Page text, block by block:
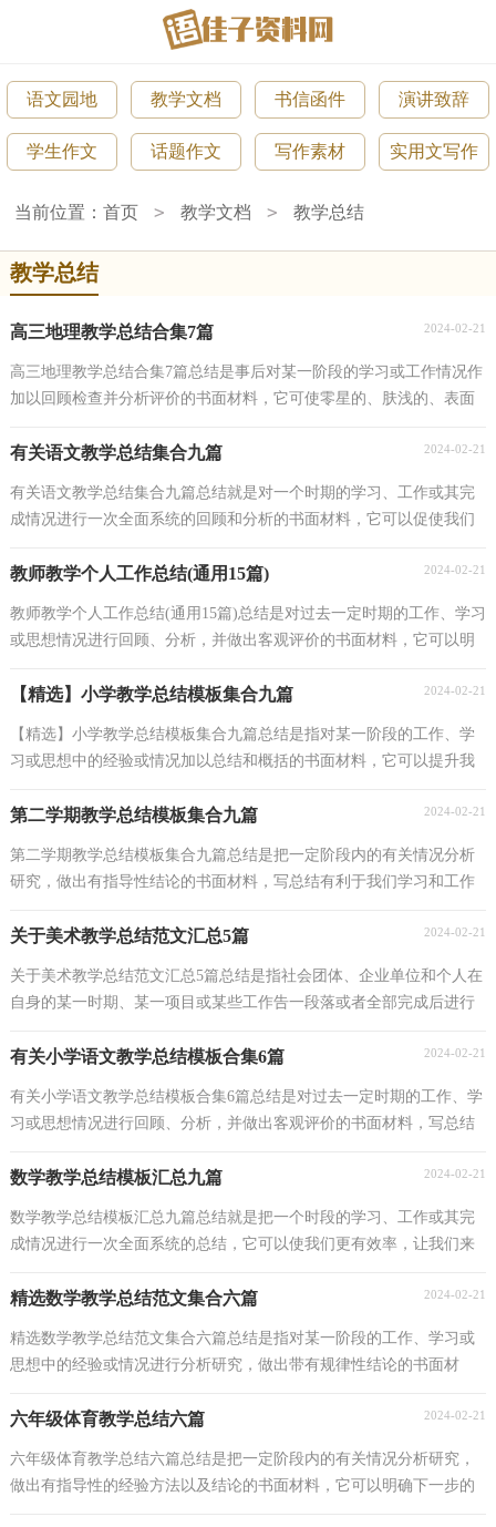
语文园地 教学文档 书信函件 演讲致辞
学生作文 话题作文 写作素材 实用文写作
当前位置：首页 > 教学文档 > 教学总结
教学总结
高三地理教学总结合集7篇 2024-02-21
高三地理教学总结合集7篇总结是事后对某一阶段的学习或工作情况作
加以回顾检查并分析评价的书面材料，它可使零星的、肤浅的、表面
有关语文教学总结集合九篇 2024-02-21
有关语文教学总结集合九篇总结就是对一个时期的学习、工作或其完
成情况进行一次全面系统的回顾和分析的书面材料，它可以促使我们
教师教学个人工作总结(通用15篇) 2024-02-21
教师教学个人工作总结(通用15篇)总结是对过去一定时期的工作、学习
或思想情况进行回顾、分析，并做出客观评价的书面材料，它可以明
【精选】小学教学总结模板集合九篇 2024-02-21
【精选】小学教学总结模板集合九篇总结是指对某一阶段的工作、学
习或思想中的经验或情况加以总结和概括的书面材料，它可以提升我
第二学期教学总结模板集合九篇 2024-02-21
第二学期教学总结模板集合九篇总结是把一定阶段内的有关情况分析
研究，做出有指导性结论的书面材料，写总结有利于我们学习和工作
关于美术教学总结范文汇总5篇 2024-02-21
关于美术教学总结范文汇总5篇总结是指社会团体、企业单位和个人在
自身的某一时期、某一项目或某些工作告一段落或者全部完成后进行
有关小学语文教学总结模板合集6篇 2024-02-21
有关小学语文教学总结模板合集6篇总结是对过去一定时期的工作、学
习或思想情况进行回顾、分析，并做出客观评价的书面材料，写总结
数学教学总结模板汇总九篇 2024-02-21
数学教学总结模板汇总九篇总结就是把一个时段的学习、工作或其完
成情况进行一次全面系统的总结，它可以使我们更有效率，让我们来
精选数学教学总结范文集合六篇 2024-02-21
精选数学教学总结范文集合六篇总结是指对某一阶段的工作、学习或
思想中的经验或情况进行分析研究，做出带有规律性结论的书面材
六年级体育教学总结六篇 2024-02-21
六年级体育教学总结六篇总结是把一定阶段内的有关情况分析研究，
做出有指导性的经验方法以及结论的书面材料，它可以明确下一步的